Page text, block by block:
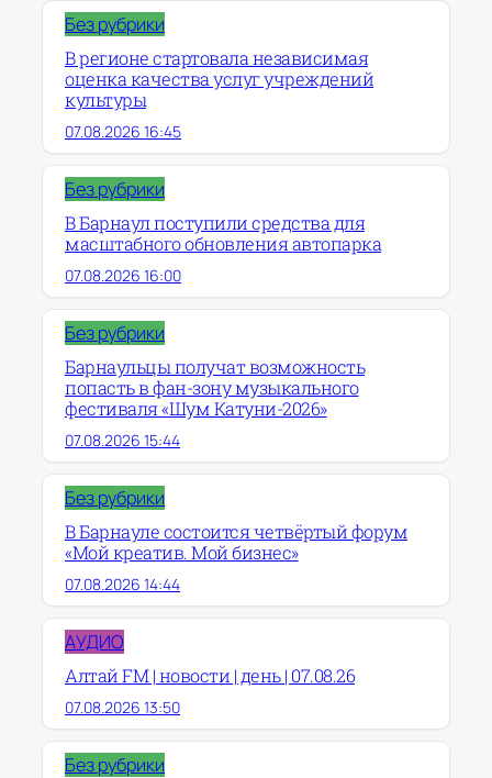
Без рубрики
В регионе стартовала независимая
оценка качества услуг учреждений
культуры
07.08.2026 16:45
Без рубрики
В Барнаул поступили средства для
масштабного обновления автопарка
07.08.2026 16:00
Без рубрики
Барнаульцы получат возможность
попасть в фан-зону музыкального
фестиваля «Шум Катуни-2026»
07.08.2026 15:44
Без рубрики
В Барнауле состоится четвёртый форум
«Мой креатив. Мой бизнес»
07.08.2026 14:44
АУДИО
Алтай FM | новости | день | 07.08.26
07.08.2026 13:50
Без рубрики